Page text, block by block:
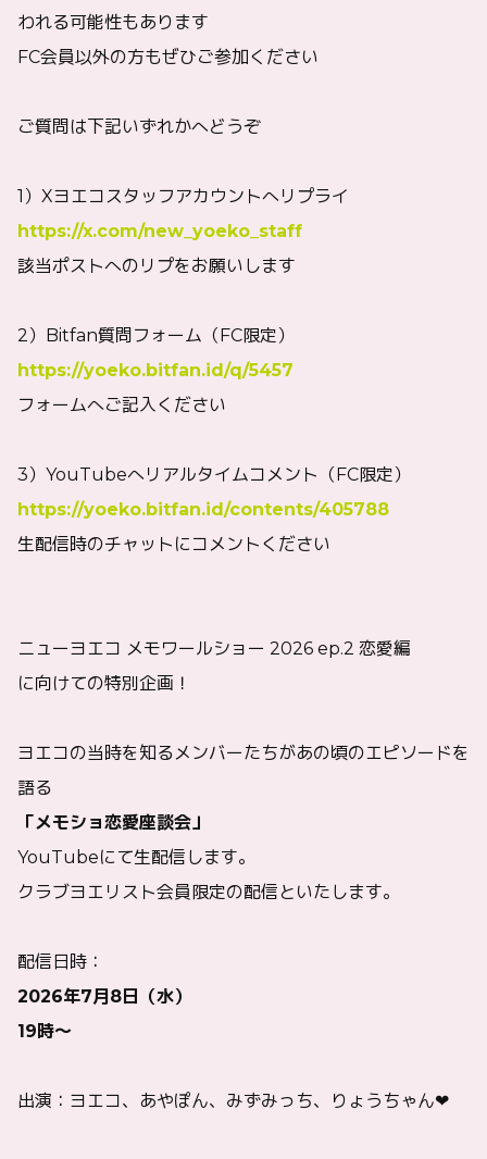
われる可能性もあります
FC会員以外の方もぜひご参加ください
ご質問は下記いずれかへどうぞ
1）Xヨエコスタッフアカウントへリプライ
https://x.com/new_yoeko_staff
該当ポストへのリプをお願いします
2）Bitfan質問フォーム（FC限定）
https://yoeko.bitfan.id/q/5457
フォームへご記入ください
3）YouTubeへリアルタイムコメント（FC限定）
https://yoeko.bitfan.id/contents/405788
生配信時のチャットにコメントください
ニューヨエコ メモワールショー 2026 ep.2 恋愛編
に向けての特別企画！
ヨエコの当時を知るメンバーたちがあの頃のエピソードを
語る
「メモショ恋愛座談会」
YouTubeにて生配信します。
クラブヨエリスト会員限定の配信といたします。
配信日時：
2026年7月8日（水）
19時〜
出演：ヨエコ、あやぽん、みずみっち、りょうちゃん❤